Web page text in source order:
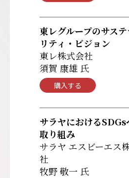
東レグループのサス
リティ・ビジョン
東レ株式会社
須賀 康雄 氏
購入する
サラヤにおけるSDGs
取り組み
サラヤ エスビーエス
社
牧野 敬一 氏